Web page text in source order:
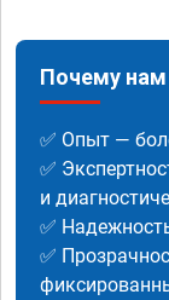
Почему
✅ Опыт —
✅
и
✅
✅